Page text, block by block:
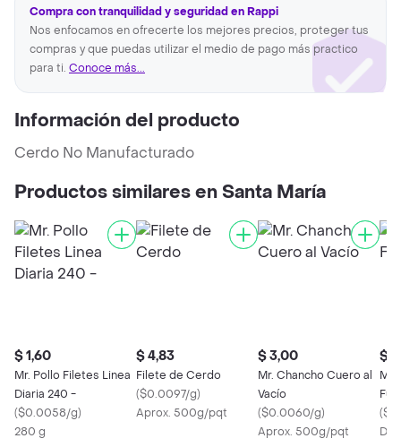
Compra con tranquilidad y seguridad en Rappi
Nos enfocamos en ofrecerte los mejores precios, proteger tus
compras y que puedas utilizar el medio de pago más practico
para ti. Conoce más...
Información del producto
Cerdo No Manufacturado
Productos similares en Santa María
$ 1,60
Mr. Pollo Filetes Linea
Diaria 240 -
($0.0058/g)
280 g
$ 4,83
Filete de Cerdo
($0.0097/g)
Aprox. 500g/pqt
$ 3,00
Mr. Chancho Cuero al
Vacío
($0.0060/g)
Aprox. 500g/pqt
$
Mr.
(